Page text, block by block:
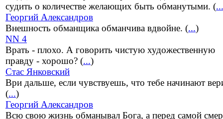
судить о количестве желающих быть обманутыми. (...
Георгий Александров
Внешность обманщика обманчива вдвойне. (...)
NN 4
Врать - плохо. А говорить чистую художественную
правду - хорошо? (...)
Стас Янковский
Ври дальше, если чувствуешь, что тебе начинают
(...)
Георгий Александров
Всю свою жизнь обманывал Бога, а перед самой